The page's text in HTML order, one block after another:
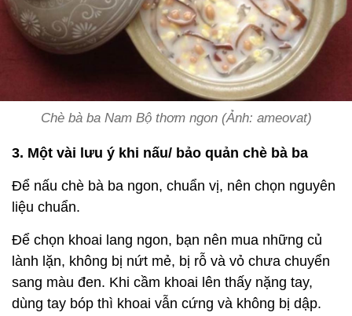
Chè bà ba Nam Bộ thơm ngon (Ảnh: ameovat)
3. Một vài lưu ý khi nấu/ bảo quản chè bà ba
Để nấu chè bà ba ngon, chuẩn vị, nên chọn nguyên
liệu chuẩn.
Để chọn khoai lang ngon, bạn nên mua những củ
lành lặn, không bị nứt mẻ, bị rỗ và vỏ chưa chuyển
sang màu đen. Khi cầm khoai lên thấy nặng tay,
dùng tay bóp thì khoai vẫn cứng và không bị dập.